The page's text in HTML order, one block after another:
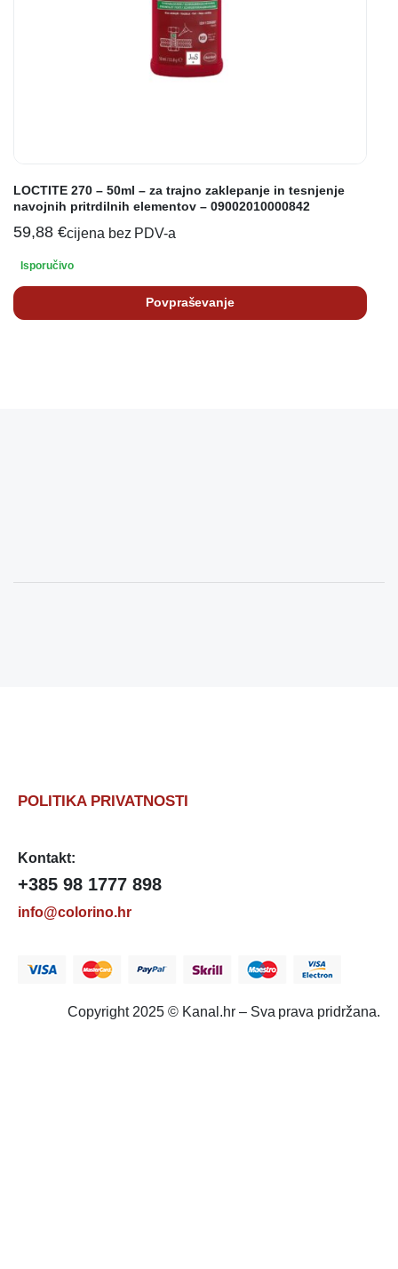
LOCTITE 270 – 50ml – za trajno zaklepanje in tesnjenje
navojnih pritrdilnih elementov – 09002010000842
59,88 €cijena bez PDV-a
Isporučivo
Povpraševanje
POLITIKA PRIVATNOSTI
Kontakt:
+385 98 1777 898
info@colorino.hr
Copyright 2025 © Kanal.hr – Sva prava pridržana.